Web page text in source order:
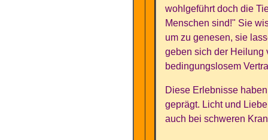
wohlgeführt doch die
Menschen sind!" Sie
um zu genesen, sie
geben sich der Heilung
bedingungslosem
Diese Erlebnisse
geprägt. Licht und
auch bei schweren